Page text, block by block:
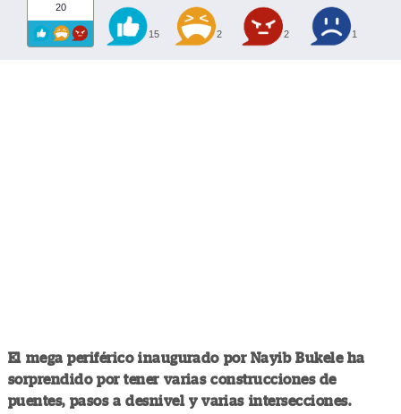
20
15 2 2 1
El mega periférico inaugurado por Nayib Bukele ha
sorprendido por tener varias construcciones de
puentes, pasos a desnivel y varias intersecciones.